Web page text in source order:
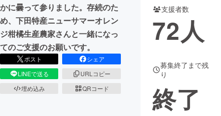
かに曇って参りました。存続のた
め、下田特産ニューサマーオレン
ジ柑橘生産農家さんと一緒になっ
てのご支援のお願いです。
ポスト
シェア
LINEで送る
URLコピー
埋め込み
QRコード
支援者数
72人
募集終了まで残
り
終了